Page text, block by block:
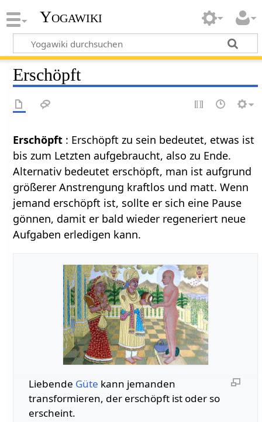
Yogawiki
Erschöpft
Erschöpft : Erschöpft zu sein bedeutet, etwas ist
bis zum Letzten aufgebraucht, also zu Ende.
Alternativ bedeutet erschöpft, man ist aufgrund
größerer Anstrengung kraftlos und matt. Wenn
jemand erschöpft ist, sollte er sich eine Pause
gönnen, damit er bald wieder regeneriert neue
Aufgaben erledigen kann.
Liebende Güte kann jemanden
transformieren, der erschöpft ist oder so
erscheint.